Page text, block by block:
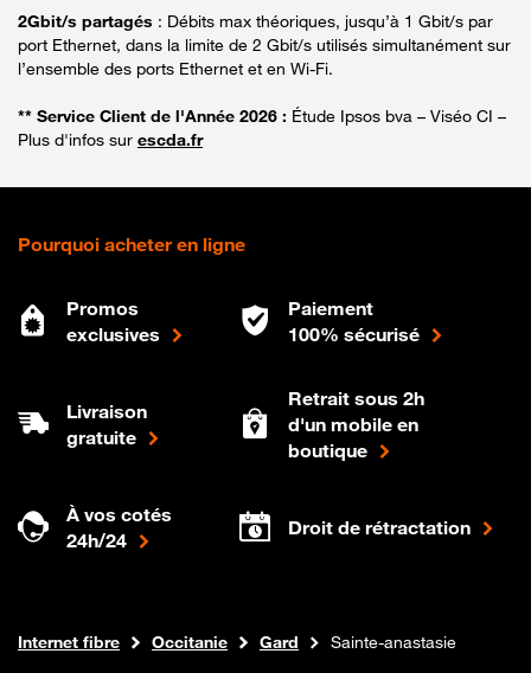
2Gbit/s partagés : Débits max théoriques, jusqu’à 1 Gbit/s par
port Ethernet, dans la limite de 2 Gbit/s utilisés simultanément sur
l’ensemble des ports Ethernet et en Wi-Fi.
** Service Client de l'Année 2026 : Étude Ipsos bva – Viséo CI –
Plus d'infos sur escda.fr
Pourquoi acheter en ligne
Promos
exclusives
Paiement
100% sécurisé
Livraison
gratuite
Retrait sous 2h
d'un mobile en
boutique
À vos cotés
24h/24
Droit de rétractation
Boutique Orange
Internet fibre Occitanie Gard Sainte-anastasie